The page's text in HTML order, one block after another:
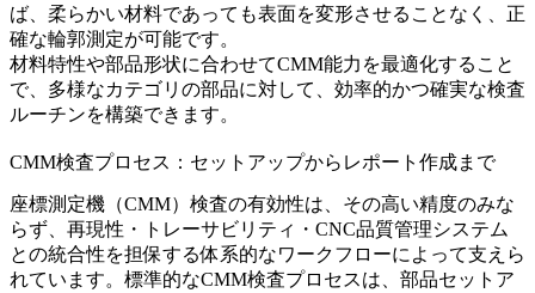
ば、柔らかい材料であっても表面を変形させることなく、正
確な輪郭測定が可能です。
材料特性や部品形状に合わせてCMM能力を最適化すること
で、多様なカテゴリの部品に対して、効率的かつ確実な検査
ルーチンを構築できます。
CMM検査プロセス：セットアップからレポート作成まで
座標測定機（CMM）検査の有効性は、その高い精度のみな
らず、再現性・トレーサビリティ・CNC品質管理システム
との統合性を担保する体系的なワークフローによって支えら
れています。標準的なCMM検査プロセスは、部品セットア